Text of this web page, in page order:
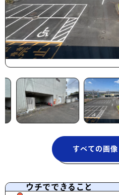
すべての画像
ウチでできること